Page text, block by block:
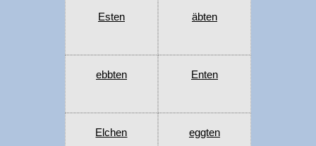
Esten äbten
ebbten Enten
Elchen eggten